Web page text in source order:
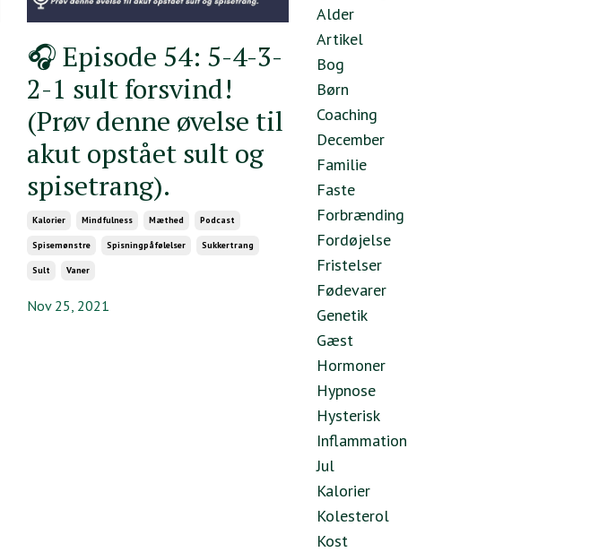
🎧 Episode 54: 5-4-3-
2-1 sult forsvind!
(Prøv denne øvelse til
akut opstået sult og
spisetrang).
Kalorier Mindfulness Mæthed Podcast
Spisemønstre Spisningpåfølelser Sukkertrang
Sult Vaner
Nov 25, 2021
Alder
Artikel
Bog
Børn
Coaching
December
Familie
Faste
Forbrænding
Fordøjelse
Fristelser
Fødevarer
Genetik
Gæst
Hormoner
Hypnose
Hysterisk
Inflammation
Jul
Kalorier
Kolesterol
Kost